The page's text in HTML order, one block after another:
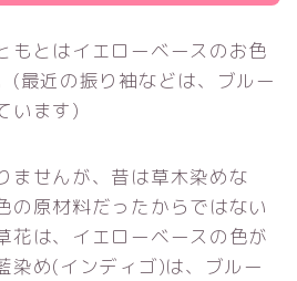
もとはイエローベースのお色
(最近の振り袖などは、ブルー
います)
ませんが、昔は草木染めな
の原材料だったからではない
花は、イエローベースの色が
染め(インディゴ)は、ブルー